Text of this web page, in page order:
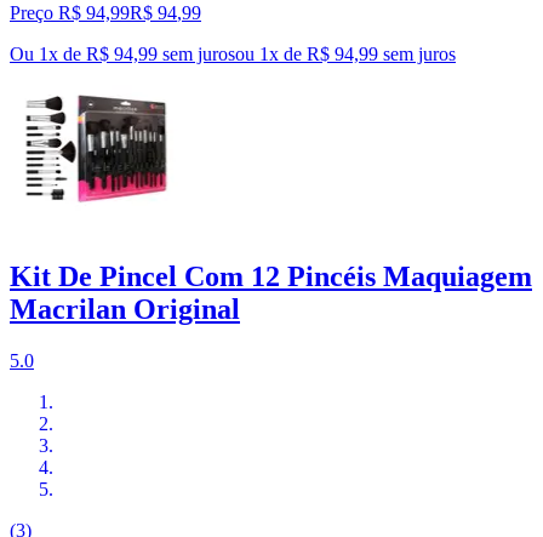
Preço R$ 94,99R$ 94,99
Ou 1x de R$ 94,99 sem jurosou 1x de R$ 94,99 sem juros
Kit De Pincel Com 12 Pincéis Maquiagem
Macrilan Original
5.0
(3)